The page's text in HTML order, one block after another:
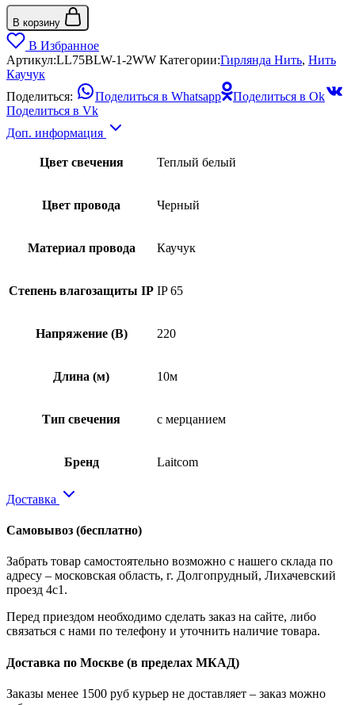
В корзину
В Избранное
Артикул:LL75BLW-1-2WW Категории:Гирлянда Нить, Нить
Каучук
Поделиться:
Поделиться в Whatsapp
Поделиться в Ok
Поделиться в Vk
Доп. информация
Цвет свечения Теплый белый
Цвет провода Черный
Материал провода Каучук
Степень влагозащиты IP IP 65
Напряжение (В) 220
Длина (м) 10м
Тип свечения с мерцанием
Бренд Laitcom
Доставка
Самовывоз (бесплатно)
Забрать товар самостоятельно возможно с нашего склада по
адресу – московская область, г. Долгопрудный, Лихачевский
проезд 4с1.
Перед приездом необходимо сделать заказ на сайте, либо
связаться с нами по телефону и уточнить наличие товара.
Доставка по Москве (в пределах МКАД)
Заказы менее 1500 руб курьер не доставляет – заказ можно